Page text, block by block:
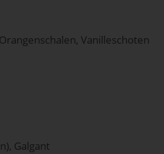
Vanilleschoten
Galgant